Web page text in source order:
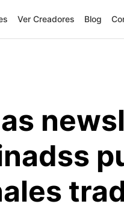
Ver Creadores Blog